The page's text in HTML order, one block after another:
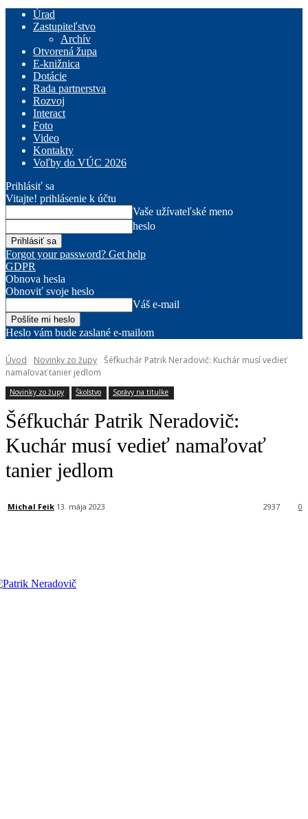
Úrad
Zastupiteľstvo
Archív
Otvorená župa
E-knižnica
Dotácie
Rada partnerstva
Rozvoj
Interact
Foto
Video
Kontakty
Voľby do VÚC 2026
Prihlásiť sa
Vitajte! prihlásenie k účtu
Vaše užívateľské meno
heslo
Forgot your password? Get help
GDPR
Obnova hesla
Obnoviť svoje heslo
Váš e-mail
Heslo vám bude zaslané e-mailom
Úvod Novinky zo župy Šéfkuchár Patrik Neradovič: Kuchár musí vedieť
namaľovať tanier jedlom
Novinky zo župy Školstvo Správy na titulke
Šéfkuchár Patrik Neradovič:
Kuchár musí vedieť namaľovať
tanier jedlom
Michal Feik 13. mája 2023 0
2937